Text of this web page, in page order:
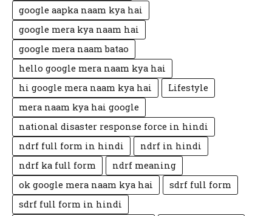
google aapka naam kya hai
google mera kya naam hai
google mera naam batao
hello google mera naam kya hai
hi google mera naam kya hai
Lifestyle
mera naam kya hai google
national disaster response force in hindi
ndrf full form in hindi
ndrf in hindi
ndrf ka full form
ndrf meaning
ok google mera naam kya hai
sdrf full form
sdrf full form in hindi